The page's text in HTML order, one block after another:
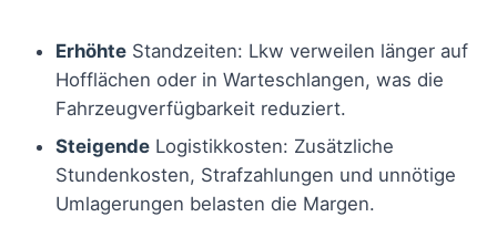
Erhöhte Standzeiten: Lkw verweilen länger auf
Hofflächen oder in Warteschlangen, was die
Fahrzeugverfügbarkeit reduziert.
Steigende Logistikkosten: Zusätzliche
Stundenkosten, Strafzahlungen und unnötige
Umlagerungen belasten die Margen.